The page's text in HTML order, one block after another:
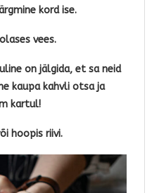
kord ise.
vees.
on jälgida, et sa neid
kaupa kahvli otsa ja
kartul!
hoopis riivi.